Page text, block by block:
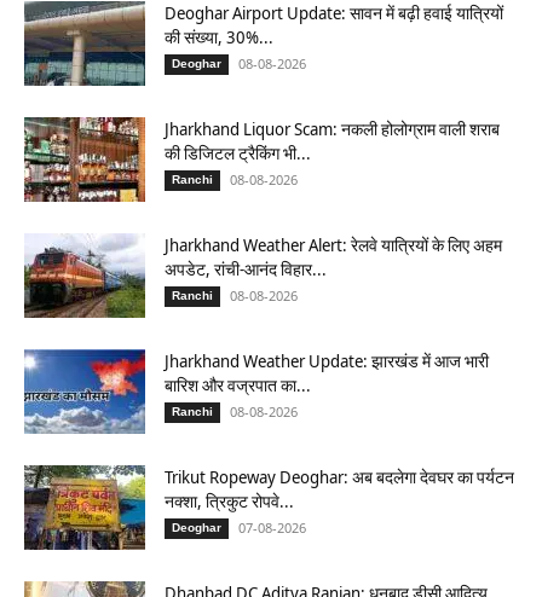
Deoghar Airport Update: सावन में बढ़ी हवाई यात्रियों
की संख्या, 30%...
Deoghar 08-08-2026
Jharkhand Liquor Scam: नकली होलोग्राम वाली शराब
की डिजिटल ट्रैकिंग भी...
Ranchi 08-08-2026
Jharkhand Weather Alert: रेलवे यात्रियों के लिए अहम
अपडेट, रांची-आनंद विहार...
Ranchi 08-08-2026
Jharkhand Weather Update: झारखंड में आज भारी
बारिश और वज्रपात का...
Ranchi 08-08-2026
Trikut Ropeway Deoghar: अब बदलेगा देवघर का पर्यटन
नक्शा, त्रिकुट रोपवे...
Deoghar 07-08-2026